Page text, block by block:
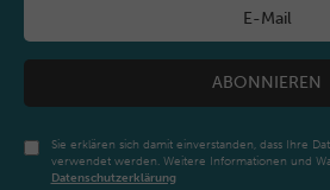
ABONNIEREN
Sie erklären sich damit einverstanden, dass Ihre
verwendet werden. Weitere Informationen und
Daten­schutz­erklärung